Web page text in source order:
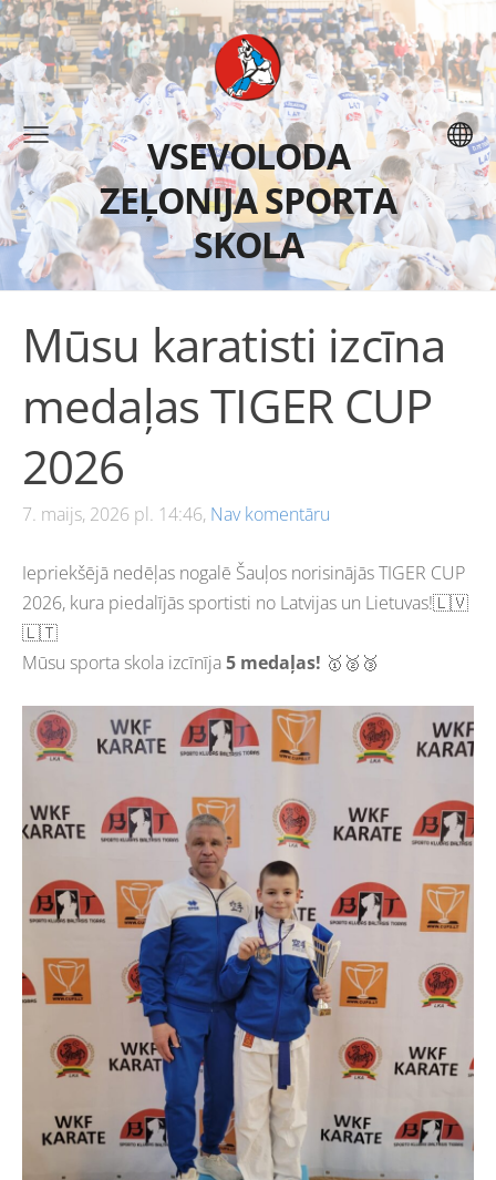
VSEVOLODA
ZEĻONIJA SPORTA
SKOLA
Mūsu karatisti izcīna
medaļas TIGER CUP
2026
7. maijs, 2026 pl. 14:46, Nav komentāru
Iepriekšējā nedēļas nogalē Šauļos norisinājās TIGER CUP
2026, kura piedalījās sportisti no Latvijas un Lietuvas!🇱🇻
🇱🇹
Mūsu sporta skola izcīnīja5 medaļas! 🥇🥈🥉